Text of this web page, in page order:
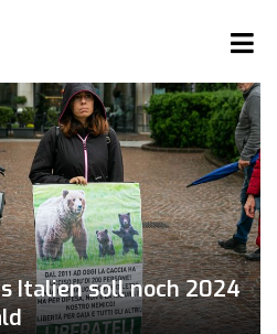
Italien soll noch 2024